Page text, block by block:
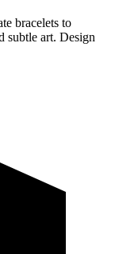
bracelets to
subtle art. Design